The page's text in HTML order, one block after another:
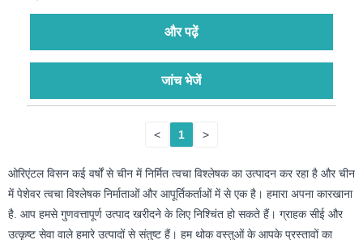
और पढ़ें
जांच भेजें
< 1 >
ओरिएंटल विसन कई वर्षों से चीन में निर्मित त्वचा विश्लेषक का उत्पादन कर रहा है और चीन
में पेशेवर त्वचा विश्लेषक निर्माताओं और आपूर्तिकर्ताओं में से एक है। हमारा अपना कारखाना
है. आप हमसे गुणवत्तापूर्ण उत्पाद खरीदने के लिए निश्चिंत हो सकते हैं। ग्राहक सीई और
उत्कृष्ट सेवा वाले हमारे उत्पादों से संतुष्ट हैं। हम थोक वस्तुओं के आपके प्रस्तावों का